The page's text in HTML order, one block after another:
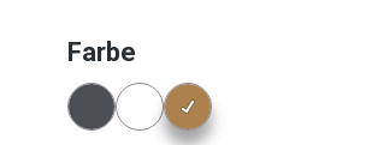
Farbe
Konfigurator Farbe